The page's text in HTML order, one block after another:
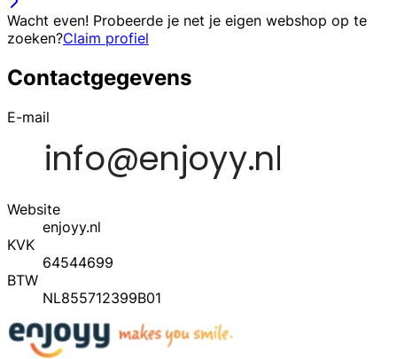
Wacht even! Probeerde je net je eigen webshop op te
zoeken?Claim profiel
Contactgegevens
E-mail
Website
enjoyy.nl
KVK
64544699
BTW
NL855712399B01